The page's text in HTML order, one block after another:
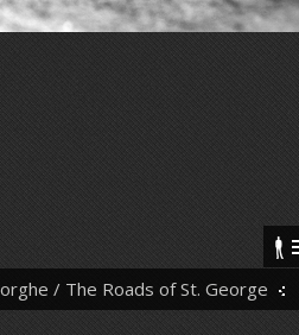
/ The Roads of St. George